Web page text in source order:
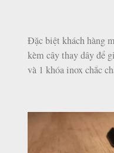
Đặc biệt khách hàng
kèm cây thay dây để
và 1 khóa inox chắc